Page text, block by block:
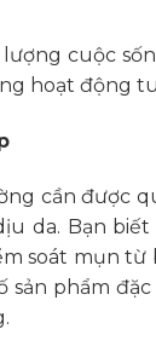
cuộc
hoạt động
cần được
da. Bạn
soát mụn
phẩm